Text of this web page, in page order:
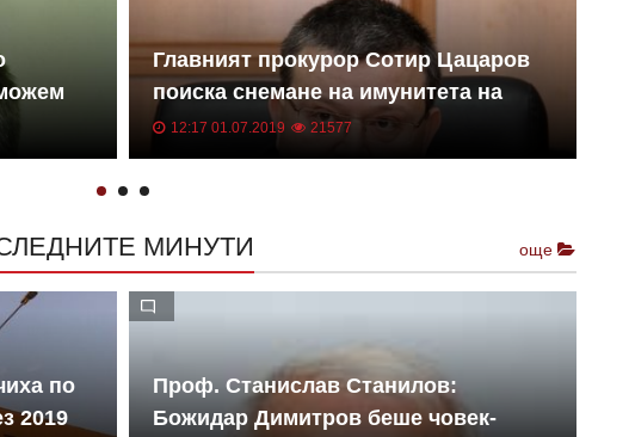
Главният прокурор Сотир Цацаров
поиска снемане на имунитета на
народния представител Георги
Михайлов във връзка с данъчно
12:17 01.07.2019 21577
МИНУТИ още
по
2019
Проф. Станислав Станилов:
Божидар Димитров беше човек-